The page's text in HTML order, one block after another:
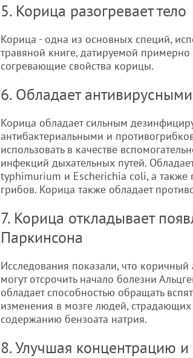
5. Корица разогревает тело
Корица - одна из основных специй,
травяной книге, датируемой
согревающие свойства корицы.
6. Обладает
Корица обладает сильным
антибактериальными и
использовать в качестве
инфекций дыхательных путей.
typhimurium и Escherichia coli, а также
грибов. Корица также обладает
7. Корица откладывает
Паркинсона
Исследования показали, что
могут отсрочить начало болезни
обладает способностью обращать
изменения в мозге людей,
содержанию бензоата натрия.
8. Улучшая концентрацию и